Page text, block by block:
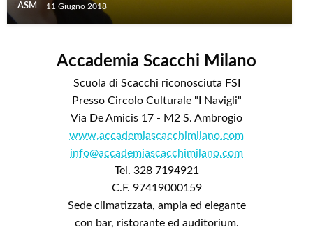
ASM 11 Giugno 2018
Accademia Scacchi Milano
Scuola di Scacchi riconosciuta FSI
Presso Circolo Culturale "I Navigli"
Via De Amicis 17 - M2 S. Ambrogio
www.accademiascacchimilano.com
info@accademiascacchimilano.com
Tel. 328 7194921
C.F. 97419000159
Sede climatizzata, ampia ed elegante
con bar, ristorante ed auditorium.